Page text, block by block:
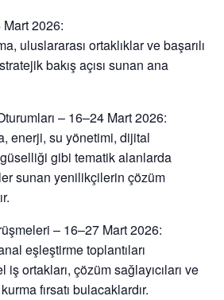
Mart 2026:
uluslararası ortaklıklar ve başarılı
bakış açısı sunan ana
– 16–24 Mart 2026:
enerji, su yönetimi, dijital
gibi tematik alanlarda
sunan yenilikçilerin çözüm
– 16–27 Mart 2026:
eşleştirme toplantıları
iş ortakları, çözüm sağlayıcıları ve
fırsatı bulacaklardır.